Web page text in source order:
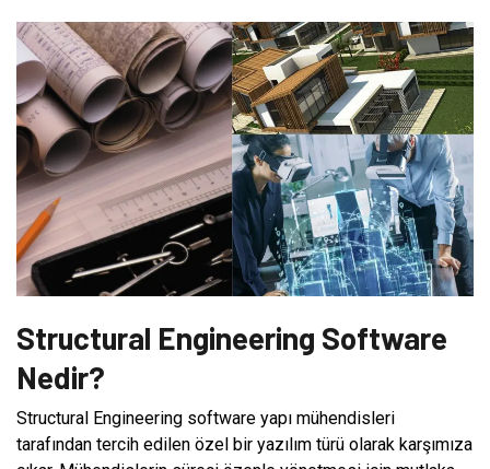
Structural Engineering Software
Nedir?
Structural Engineering software yapı mühendisleri
tarafından tercih edilen özel bir yazılım türü olarak karşımıza